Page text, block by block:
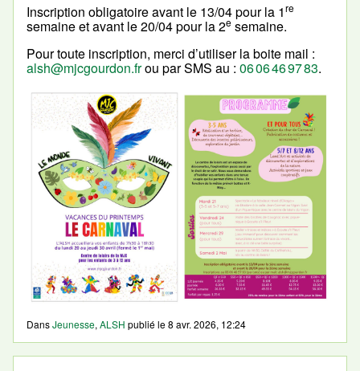
Inscription obligatoire avant le 13/04 pour la 1re
semaine et avant le 20/04 pour la 2e semaine.
Pour toute inscription, merci d’utiliser la boite mail :
alsh@mjcgourdon.frou par SMS au : 06 06 46 97 83.
DansJeunesse, ALSH publié le8 avr. 2026, 12:24